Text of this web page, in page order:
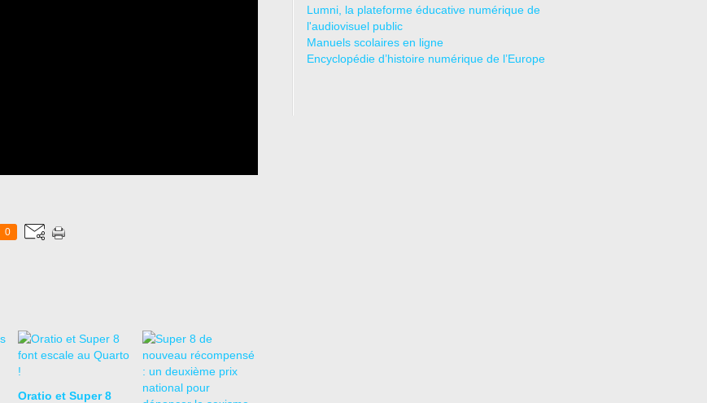
0
Oratio et Super 8
Lumni, la plateforme éducative numérique de
l'audiovisuel public
Manuels scolaires en ligne
Encyclopédie d’histoire numérique de l’Europe